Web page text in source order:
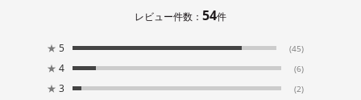
レビュー件数： 54件
★ 5 (45)
★ 4 (6)
★ 3 (2)